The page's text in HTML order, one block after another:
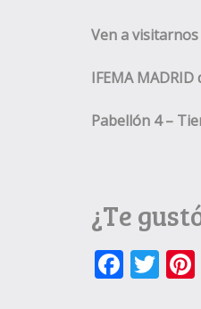
Ven a visitarnos
IFEMA
Pabellón 4 –
¿Te